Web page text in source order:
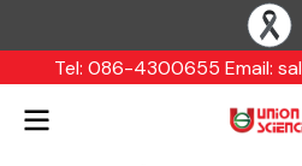
Tel: 086-4300655 Email: